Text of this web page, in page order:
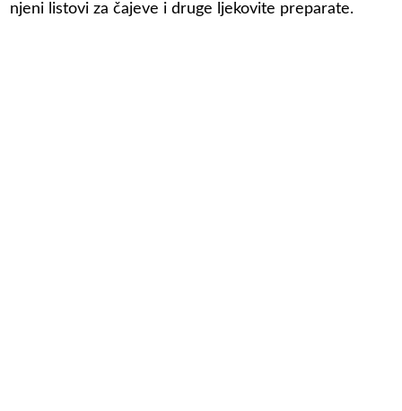
njeni listovi za čajeve i druge ljekovite preparate.